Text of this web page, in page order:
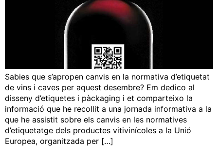
Sabies que s’apropen canvis en la normativa d’etiquetat
de vins i caves per aquest desembre? Em dedico al
disseny d’etiquetes i pàckaging i et comparteixo la
informació que he recollit a una jornada informativa a la
que he assistit sobre els canvis en les normatives
d’etiquetatge dels productes vitivinícoles a la Unió
Europea, organitzada per […]